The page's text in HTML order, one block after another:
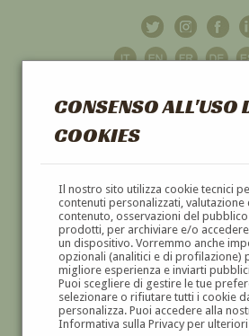
CONSENSO ALL'USO
COOKIES
Il nostro sito utilizza cookie tecnici
contenuti personalizzati, valutazione
contenuto, osservazioni del
prodotti, per archiviare e/o
un dispositivo. Vorremmo anche
opzionali (analitici e di profilazione)
migliore esperienza e inviarti
Puoi scegliere di gestire le tue
selezionare o rifiutare tutti i cookie
personalizza. Puoi accedere alla
Informativa sulla Privacy per
GALLERIAD'ARTE
DIPINTI E SCULTURE